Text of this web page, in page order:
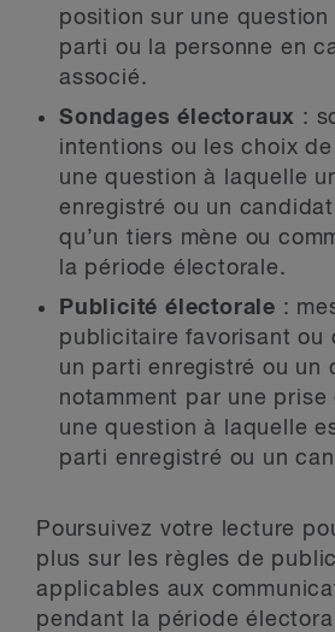
position sur une question
parti ou la personne en
associé.
Sondages électoraux :
intentions ou les choix
une question à laquelle
enregistré ou un
qu’un tiers mène ou
la période électorale.
Publicité électorale :
publicitaire favorisant ou
un parti enregistré ou un
notamment par une
une question à laquelle
parti enregistré ou un
Poursuivez votre lecture
plus sur les règles de
applicables aux
pendant la période